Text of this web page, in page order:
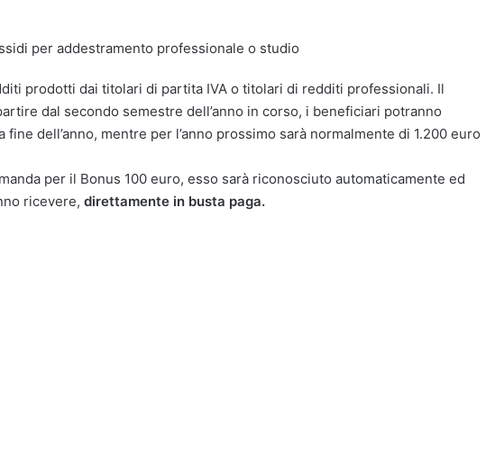
per addestramento professionale o studio
prodotti dai titolari di partita IVA o titolari di redditi professionali. Il
dal secondo semestre dell’anno in corso, i beneficiari potranno
dell’anno, mentre per l’anno prossimo sarà normalmente di 1.200 euro
per il Bonus 100 euro, esso sarà riconosciuto automaticamente ed
ricevere, direttamente in busta paga.